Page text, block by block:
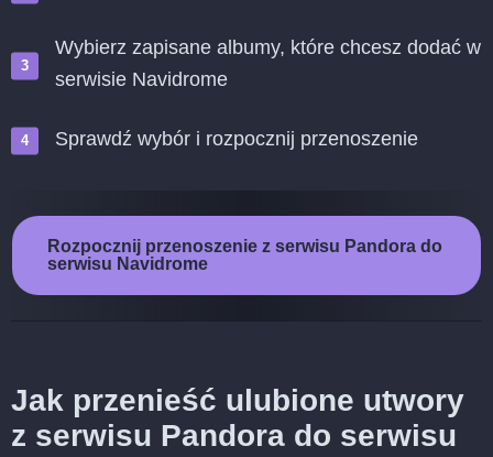
Wybierz zapisane albumy, które chcesz dodać w
serwisie Navidrome
Sprawdź wybór i rozpocznij przenoszenie
Rozpocznij przenoszenie z serwisu Pandora do
serwisu Navidrome
Jak przenieść ulubione utwory
z serwisu Pandora do serwisu